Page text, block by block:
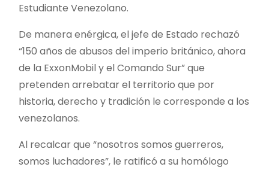
Estudiante Venezolano.
De manera enérgica, el jefe de Estado rechazó
“150 años de abusos del imperio británico, ahora
de la ExxonMobil y el Comando Sur” que
pretenden arrebatar el territorio que por
historia, derecho y tradición le corresponde a los
venezolanos.
Al recalcar que “nosotros somos guerreros,
somos luchadores”, le ratificó a su homólogo